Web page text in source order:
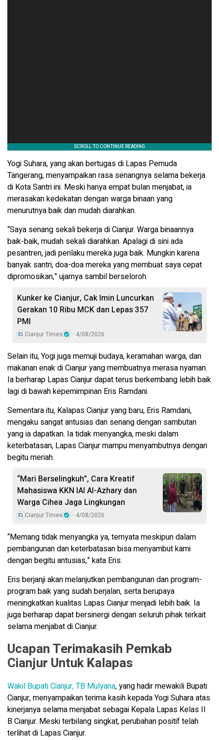
Yogi Suhara, yang akan bertugas di Lapas Pemuda
Tangerang, menyampaikan rasa senangnya selama bekerja
di Kota Santri ini. Meski hanya empat bulan menjabat, ia
merasakan kedekatan dengan warga binaan yang
menurutnya baik dan mudah diarahkan.
“Saya senang sekali bekerja di Cianjur. Warga binaannya
baik-baik, mudah sekali diarahkan. Apalagi di sini ada
pesantren, jadi perilaku mereka juga baik. Mungkin karena
banyak santri, doa-doa mereka yang membuat saya cepat
dipromosikan,” ujarnya sambil berseloroh.
Kunker ke Cianjur, Cak Imin Luncurkan
Gerakan 10 Ribu MCK dan Lepas 357
PMI
Cianjur Times 4/08/2026
Selain itu, Yogi juga memuji budaya, keramahan warga, dan
makanan enak di Cianjur yang membuatnya merasa nyaman.
Ia berharap Lapas Cianjur dapat terus berkembang lebih baik
lagi di bawah kepemimpinan Eris Ramdani.
Sementara itu, Kalapas Cianjur yang baru, Eris Ramdani,
mengaku sangat antusias dan senang dengan sambutan
yang ia dapatkan. Ia tidak menyangka, meski dalam
keterbatasan, Lapas Cianjur mampu menyambutnya dengan
begitu meriah.
“Mari Berselingkuh”, Cara Kreatif
Mahasiswa KKN IAI Al-Azhary dan
Warga Cihea Jaga Lingkungan
Cianjur Times 4/08/2026
“Memang tidak menyangka ya, ternyata meskipun dalam
pembangunan dan keterbatasan bisa menyambut kami
dengan begitu antusias,” kata Eris.
Eris berjanji akan melanjutkan pembangunan dan program-
program baik yang sudah berjalan, serta berupaya
meningkatkan kualitas Lapas Cianjur menjadi lebih baik. Ia
juga berharap dapat bersinergi dengan seluruh pihak terkait
selama menjabat di Cianjur.
Ucapan Terimakasih Pemkab
Cianjur Untuk Kalapas
Wakil Bupati Cianjur, TB Mulyana, yang hadir mewakili Bupati
Cianjur, menyampaikan terima kasih kepada Yogi Suhara atas
kinerjanya selama menjabat sebagai Kepala Lapas Kelas II
B Cianjur. Meski terbilang singkat, perubahan positif telah
terlihat di Lapas Cianjur.